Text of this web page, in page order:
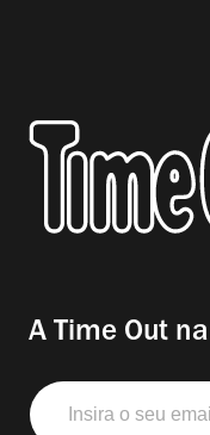
A Time Out
Insira
o